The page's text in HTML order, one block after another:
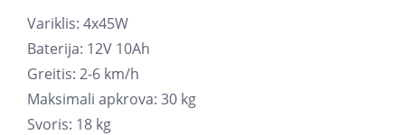
Variklis: 4x45W
Baterija: 12V 10Ah
Greitis: 2-6 km/h
Maksimali apkrova: 30 kg
Svoris: 18 kg